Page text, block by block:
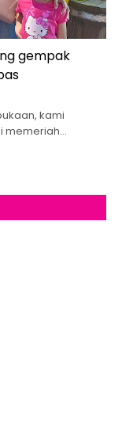
gempak
kami
memeriah…